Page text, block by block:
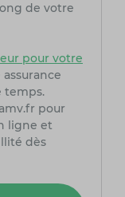
de votre
pour votre
temps.
pour
ligne et
dès